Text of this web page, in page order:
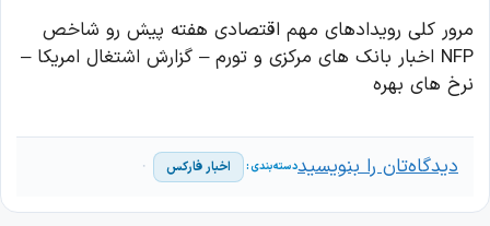
مرور کلی رویدادهای مهم اقتصادی هفته پیش رو شاخص
NFP اخبار بانک های مرکزی و تورم – گزارش اشتغال امریکا –
نرخ های بهره
اخبار فارکس دیدگاه‌تان را بنویسید